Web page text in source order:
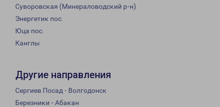
Суворовская (Минераловодский р-н)
Энергетик пос.
Юца пос.
Канглы
Другие направления
Сергиев Посад - Волгодонск
Березники - Абакан